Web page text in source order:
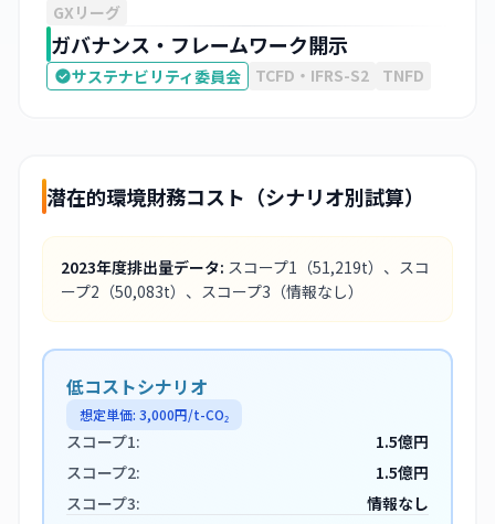
GXリーグ
ガバナンス・フレームワーク開示
サステナビリティ委員会 TCFD・IFRS-S2 TNFD
潜在的環境財務コスト（シナリオ別試算）
2023年度排出量データ: スコープ1 （51,219t） 、スコ
ープ2 （50,083t） 、スコープ3 （情報なし）
低コストシナリオ
想定単価: 3,000円/t-CO₂
スコープ1:
1.5億円
スコープ2:
1.5億円
スコープ3:
情報なし